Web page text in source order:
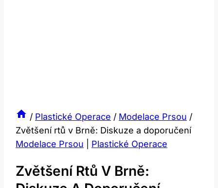
/ Plastické Operace / Modelace Prsou /
Zvětšení rtů v Brně: Diskuze a doporučení
Modelace Prsou
Plastické Operace
Zvětšení Rtů V Brně: